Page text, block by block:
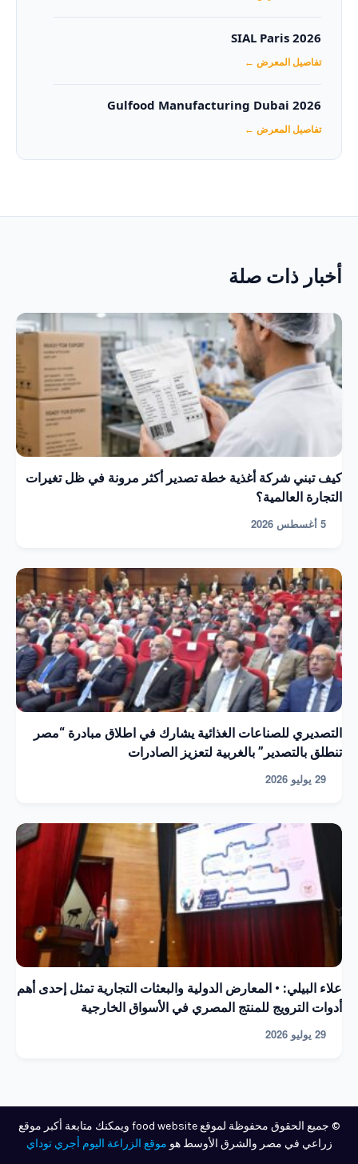
SIAL Paris 2026
تفاصيل المعرض ←
Gulfood Manufacturing Dubai 2026‏
تفاصيل المعرض ←
أخبار ذات صلة
كيف تبني شركة أغذية خطة تصدير أكثر مرونة في ظل تغيرات
التجارة العالمية؟
5 أغسطس 2026
التصديري للصناعات الغذائية يشارك في اطلاق مبادرة “مصر
تنطلق بالتصدير” بالغربية لتعزيز الصادرات
29 يوليو 2026
علاء البيلي: • المعارض الدولية والبعثات التجارية تمثل إحدى أهم
أدوات الترويج للمنتج المصري في الأسواق الخارجية
29 يوليو 2026
© جميع الحقوق محفوظة لموقع food website ويمكنك متابعة أكبر موقع
زراعي في مصر والشرق الأوسط هو موقع الزراعة اليوم أجري توداي